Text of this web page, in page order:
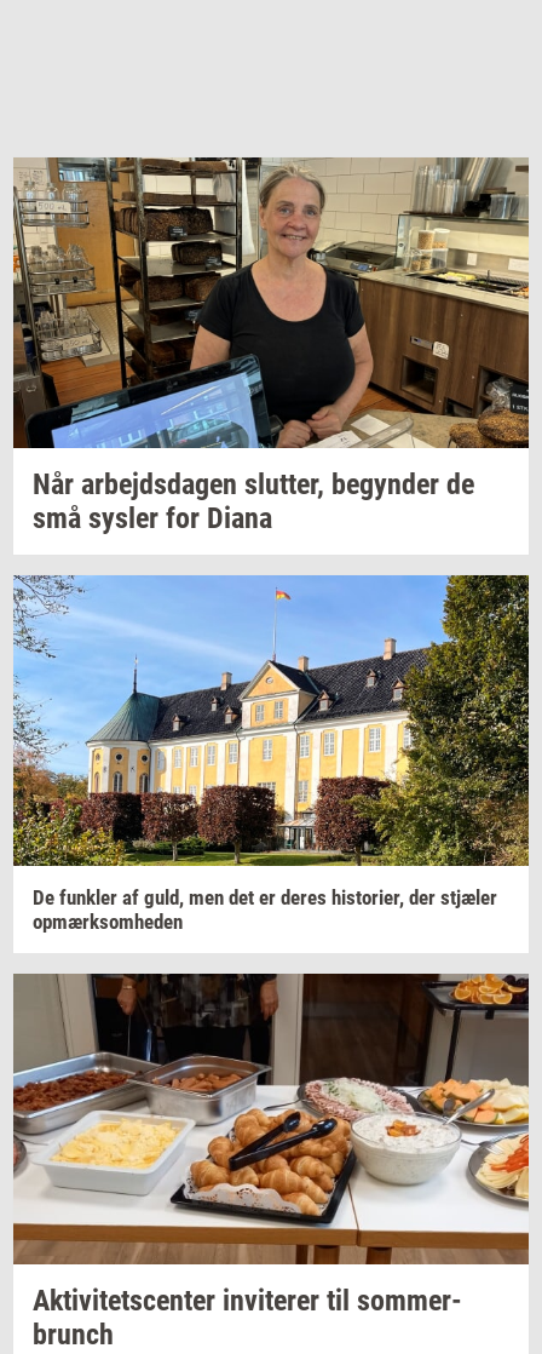
Når ar­bejds­da­gen slut­ter, be­gyn­der de
små sy­s­ler for Diana
De funk­ler af guld, men det er deres hi­sto­ri­er, der stjæ­ler
op­mærk­som­he­den
Ak­ti­vi­tets­cen­ter in­vi­te­rer til som­mer­
brunch